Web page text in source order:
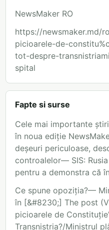
NewsMaker RO
https://newsmaker.md/
picioarele-de-
tot-despre-
spital
Fapte si surse
Cele mai importante
în noua ediție
deșeuri periculoase,
controalelor— SIS:
pentru a demonstra că
Ce spune opoziția?—
în [&#8230;] The post
picioarele de
Transnistria?/Ministrul